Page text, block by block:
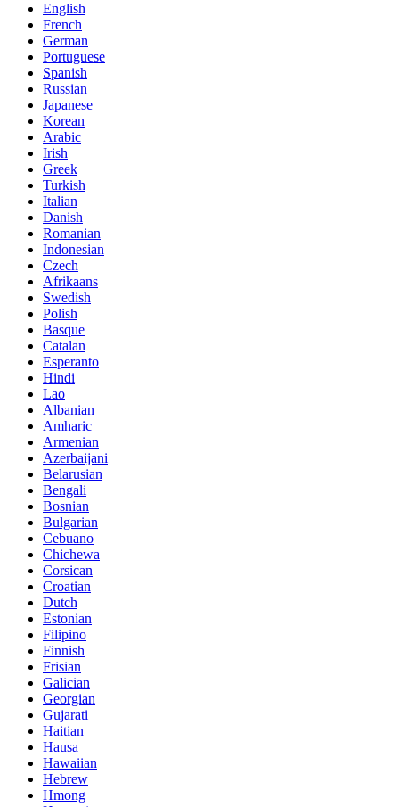
English
French
German
Portuguese
Spanish
Russian
Japanese
Korean
Arabic
Irish
Greek
Turkish
Italian
Danish
Romanian
Indonesian
Czech
Afrikaans
Swedish
Polish
Basque
Catalan
Esperanto
Hindi
Lao
Albanian
Amharic
Armenian
Azerbaijani
Belarusian
Bengali
Bosnian
Bulgarian
Cebuano
Chichewa
Corsican
Croatian
Dutch
Estonian
Filipino
Finnish
Frisian
Galician
Georgian
Gujarati
Haitian
Hausa
Hawaiian
Hebrew
Hmong